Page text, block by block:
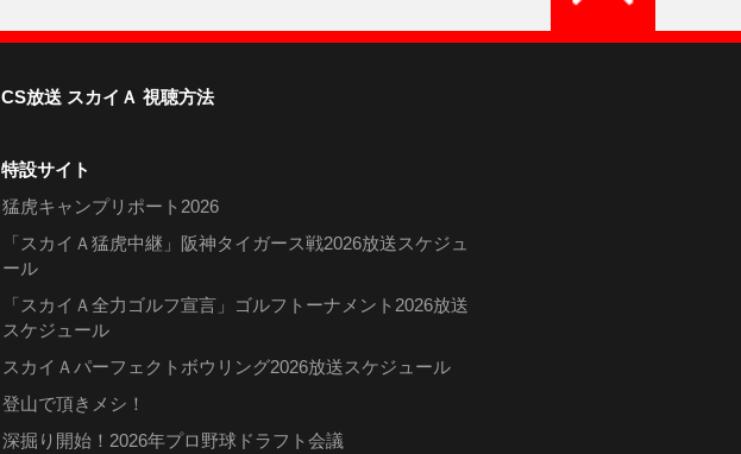
CS放送 スカイＡ 視聴方法
特設サイト
猛虎キャンプリポート2026
「スカイＡ猛虎中継」阪神タイガース戦2026放送スケジュ
ール
「スカイＡ全力ゴルフ宣言」ゴルフトーナメント2026放送
スケジュール
スカイＡパーフェクトボウリング2026放送スケジュール
登山で頂きメシ！
深掘り開始！2026年プロ野球ドラフト会議